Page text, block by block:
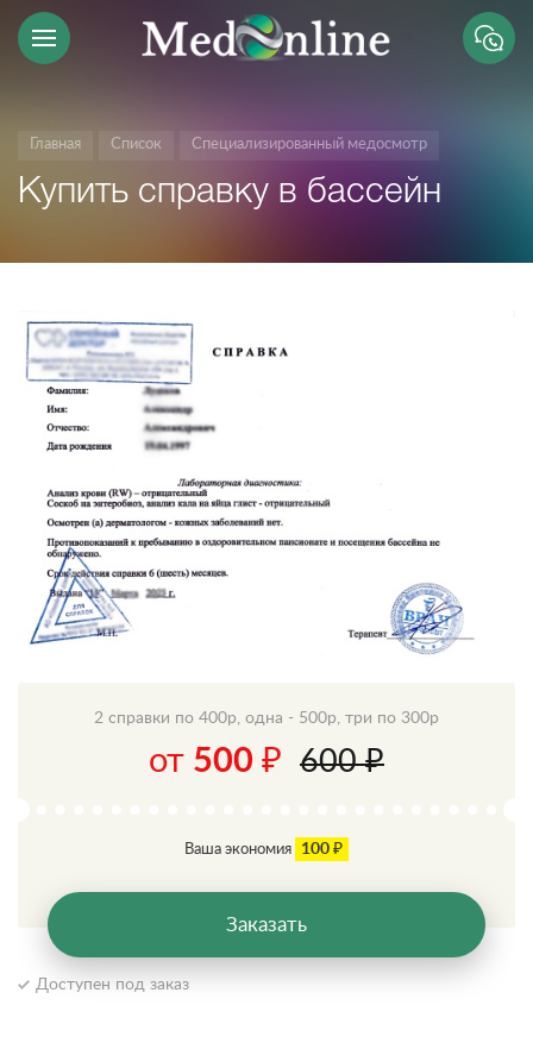
Главная Список Специализированный медосмотр
Купить справку в бассейн
Доступен под заказ
2 справки по 400р, одна - 500р, три по 300р
от 500 ₽ 600 ₽
Ваша экономия 100 ₽
Заказать